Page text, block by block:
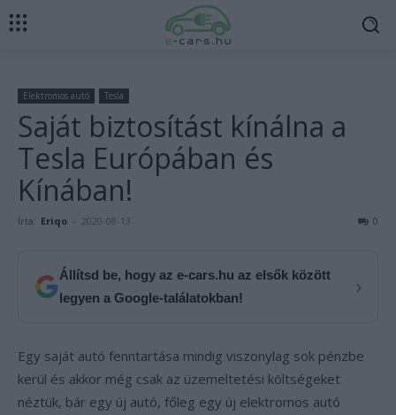
Elektromos autó Tesla
Saját biztosítást kínálna a
Tesla Európában és
Kínában!
Írta: Eriqo - 2020-08-13 0
Állítsd be, hogy az e-cars.hu az elsők között
legyen a Google-találatokban!
›
Egy saját autó fenntartása mindig viszonylag sok pénzbe
kerül és akkor még csak az üzemeltetési költségeket
néztük, bár egy új autó, főleg egy új elektromos autó